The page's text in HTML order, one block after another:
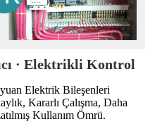
· Elektrikli Kontrol
Elektrik Bileşenleri
Kararlı Çalışma, Daha
Kullanım Ömrü.